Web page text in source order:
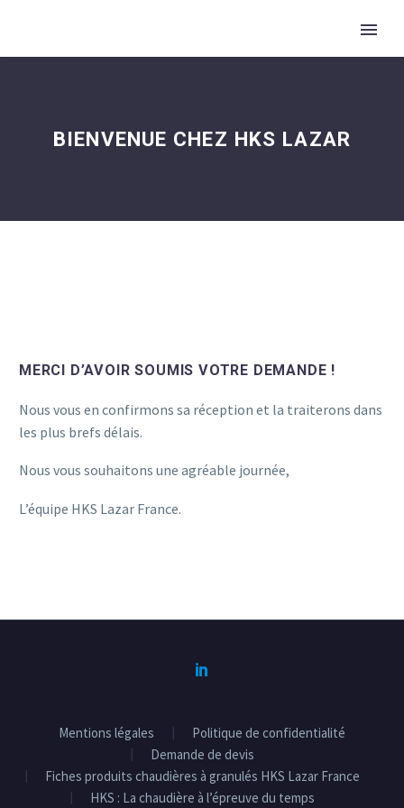
BIENVENUE CHEZ HKS LAZAR
MERCI D’AVOIR SOUMIS VOTRE DEMANDE !
Nous vous en confirmons sa réception et la traiterons dans
les plus brefs délais.
Nous vous souhaitons une agréable journée,
L’équipe HKS Lazar France.
Mentions légales
Politique de confidentialité
Demande de devis
Fiches produits chaudières à granulés HKS Lazar France
HKS : La chaudière à l’épreuve du temps